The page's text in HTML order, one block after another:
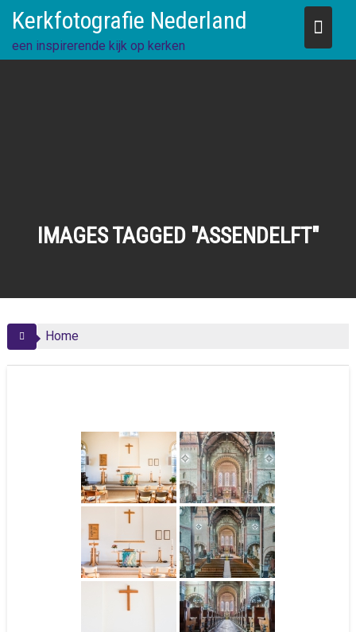
content
Kerkfotografie Nederland
een inspirerende kijk op kerken
IMAGES TAGGED "ASSENDELFT"
Home